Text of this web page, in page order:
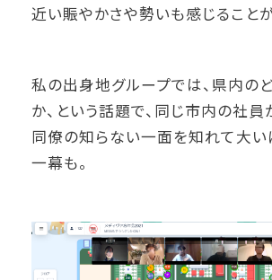
近い賑やかさや勢いも感じること
私の出身地グループでは、県内の
か、という話題で、同じ市内の社員
同僚の知らない一面を知れて大い
一幕も。